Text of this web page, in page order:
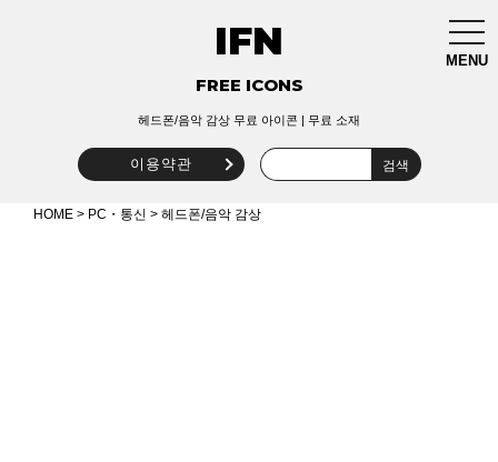
MENU
IFN
FREE ICONS
헤드폰/음악 감상 무료 아이콘 | 무료 소재
이용약관
HOME > PC・통신 > 헤드폰/음악 감상